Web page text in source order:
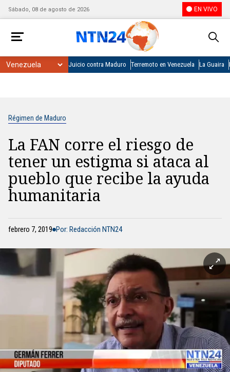
Sábado, 08 de agosto de 2026 EN VIVO
Juicio contra Maduro Terremoto en Venezuela La Guaira
Régimen de Maduro
La FAN corre el riesgo de
tener un estigma si ataca al
pueblo que recibe la ayuda
humanitaria
febrero 7, 2019 Por: Redacción NTN24